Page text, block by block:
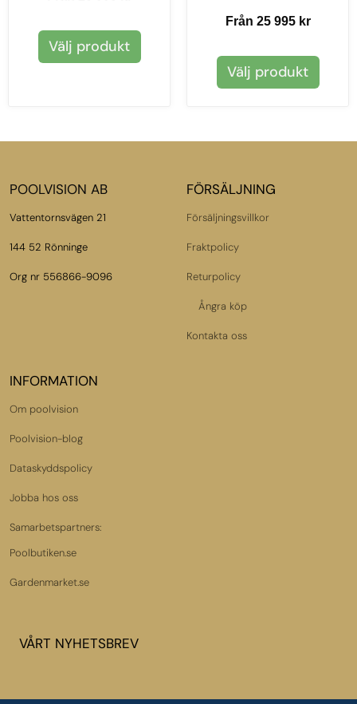
Välj produkt
Från 25 995 kr
Välj produkt
POOLVISION AB
Vattentornsvägen 21
144 52 Rönninge
Org nr 556866-9096
FÖRSÄLJNING
Försäljningsvillkor
Fraktpolicy
Returpolicy
Ångra köp
Kontakta oss
INFORMATION
Om poolvision
Poolvision-blog
Dataskyddspolicy
Jobba hos oss
Samarbetspartners:
Poolbutiken.se
Gardenmarket.se
VÅRT NYHETSBREV